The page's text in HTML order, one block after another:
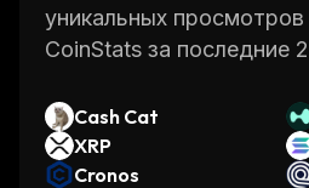
уникальных просмотров
CoinStats за последние
Cash Cat
XRP
Cronos